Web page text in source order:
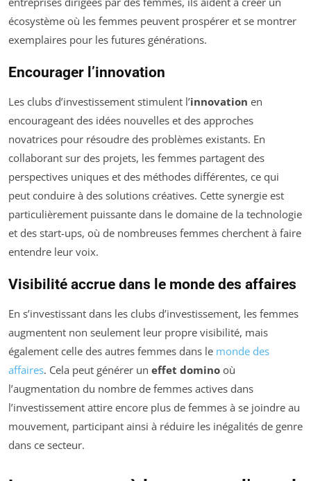
écosystème où les femmes peuvent prospérer et se montrer
exemplaires pour les futures générations.
Encourager l’innovation
Les clubs d’investissement stimulent l’innovation en
encourageant des idées nouvelles et des approches
novatrices pour résoudre des problèmes existants. En
collaborant sur des projets, les femmes partagent des
perspectives uniques et des méthodes différentes, ce qui
peut conduire à des solutions créatives. Cette synergie est
particulièrement puissante dans le domaine de la technologie
et des start-ups, où de nombreuses femmes cherchent à faire
entendre leur voix.
Visibilité accrue dans le monde des affaires
En s’investissant dans les clubs d’investissement, les femmes
augmentent non seulement leur propre visibilité, mais
également celle des autres femmes dans le monde des
affaires. Cela peut générer un effet domino où
l’augmentation du nombre de femmes actives dans
l’investissement attire encore plus de femmes à se joindre au
mouvement, participant ainsi à réduire les inégalités de genre
dans ce secteur.